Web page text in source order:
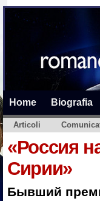
Home Biografia
Articoli
«Россия
Сирии»
Бывший